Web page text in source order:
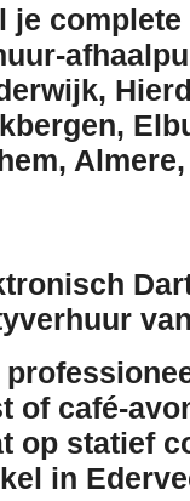
je
-
,
,
, Almere
of café-
op statief
in